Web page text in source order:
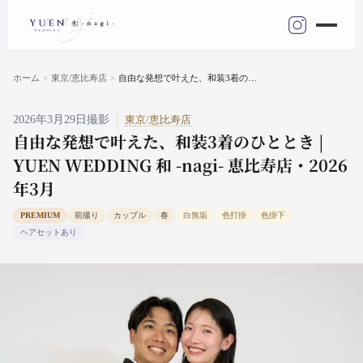
ホーム 東京/恵比寿店
2026年3月29日撮影 東京/恵比寿店
自由な発想で叶えた、和装3着のひととき |
YUEN WEDDING 和 -nagi- 恵比寿店・2026
年3月
PREMIUM 前撮り カップル 春 白無垢 色打掛
色掛下
ヘアセットあり